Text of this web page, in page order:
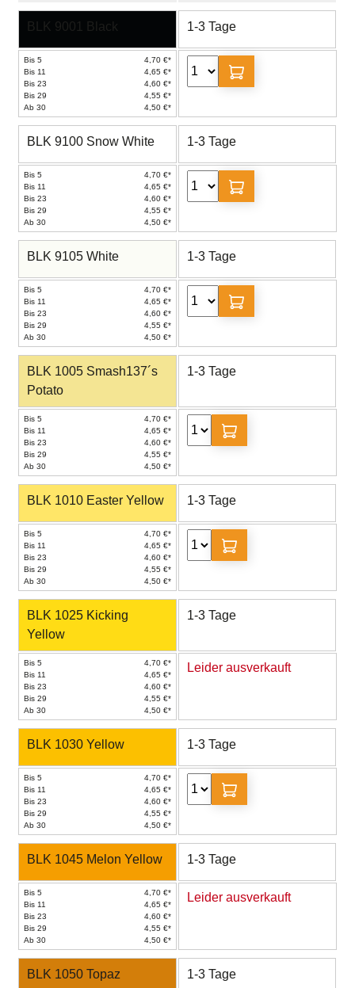
BLK 9001 Black 1-3 Tage
Bis 5
4,70 €*
Bis 11
4,65 €*
Bis 23
4,60 €*
Bis 29
4,55 €*
Ab 30
4,50 €*
BLK 9100 Snow White 1-3 Tage
Bis 5
4,70 €*
Bis 11
4,65 €*
Bis 23
4,60 €*
Bis 29
4,55 €*
Ab 30
4,50 €*
BLK 9105 White 1-3 Tage
Bis 5
4,70 €*
Bis 11
4,65 €*
Bis 23
4,60 €*
Bis 29
4,55 €*
Ab 30
4,50 €*
BLK 1005 Smash137´s
Potato
1-3 Tage
Bis 5
4,70 €*
Bis 11
4,65 €*
Bis 23
4,60 €*
Bis 29
4,55 €*
Ab 30
4,50 €*
BLK 1010 Easter Yellow 1-3 Tage
Bis 5
4,70 €*
Bis 11
4,65 €*
Bis 23
4,60 €*
Bis 29
4,55 €*
Ab 30
4,50 €*
BLK 1025 Kicking
Yellow
1-3 Tage
Bis 5
4,70 €*
Bis 11
4,65 €*
Bis 23
4,60 €*
Bis 29
4,55 €*
Ab 30
4,50 €*
Leider ausverkauft
BLK 1030 Yellow 1-3 Tage
Bis 5
4,70 €*
Bis 11
4,65 €*
Bis 23
4,60 €*
Bis 29
4,55 €*
Ab 30
4,50 €*
BLK 1045 Melon Yellow 1-3 Tage
Bis 5
4,70 €*
Bis 11
4,65 €*
Bis 23
4,60 €*
Bis 29
4,55 €*
Ab 30
4,50 €*
Leider ausverkauft
BLK 1050 Topaz 1-3 Tage